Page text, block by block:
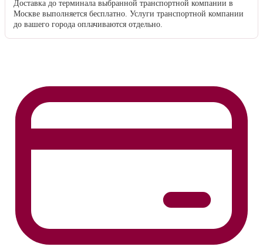
Доставка до терминала выбранной транспортной компании в
Москве выполняется бесплатно. Услуги транспортной компании
до вашего города оплачиваются отдельно.